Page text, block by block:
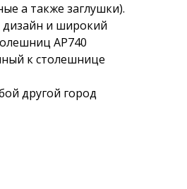
а также заглушки).
дизайн и широкий
АР740
к столешнице
другой город